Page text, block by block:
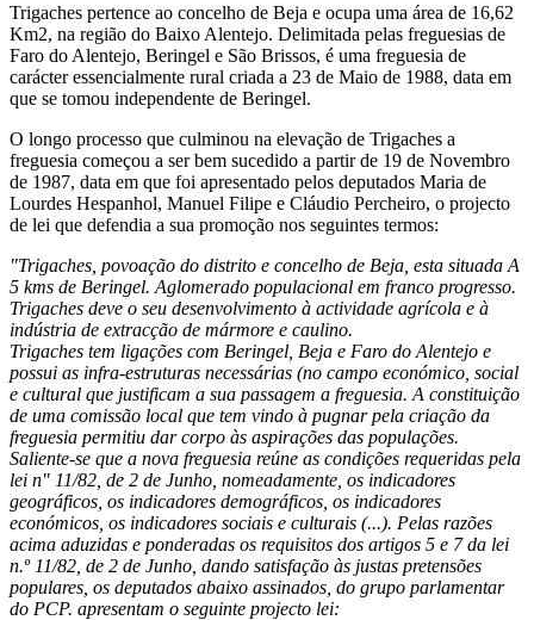
Trigaches pertence ao concelho de Beja e ocupa uma área de 16,62
Km2, na região do Baixo Alentejo. Delimitada pelas freguesias de
Faro do Alentejo, Beringel e São Brissos, é uma freguesia de
carácter essencialmente rural criada a 23 de Maio de 1988, data em
que se tomou independente de Beringel.
O longo processo que culminou na elevação de Trigaches a
freguesia começou a ser bem sucedido a partir de 19 de Novembro
de 1987, data em que foi apresentado pelos deputados Maria de
Lourdes Hespanhol, Manuel Filipe e Cláudio Percheiro, o projecto
de lei que defendia a sua promoção nos seguintes termos:
"Trigaches, povoação do distrito e concelho de Beja, esta situada A
5 kms de Beringel. Aglomerado populacional em franco progresso.
Trigaches deve o seu desenvolvimento à actividade agrícola e à
indústria de extracção de mármore e caulino.
Trigaches tem ligações com Beringel, Beja e Faro do Alentejo e
possui as infra-estruturas necessárias (no campo económico, social
e cultural que justificam a sua passagem a freguesia. A constituição
de uma comissão local que tem vindo à pugnar pela criação da
freguesia permitiu dar corpo às aspirações das populações.
Saliente-se que a nova freguesia reúne as condições requeridas pela
lei n" 11/82, de 2 de Junho, nomeadamente, os indicadores
geográficos, os indicadores demográficos, os indicadores
económicos, os indicadores sociais e culturais (...). Pelas razões
acima aduzidas e ponderadas os requisitos dos artigos 5 e 7 da lei
n.º 11/82, de 2 de Junho, dando satisfação às justas pretensões
populares, os deputados abaixo assinados, do grupo parlamentar
do PCP. apresentam o seguinte projecto lei: